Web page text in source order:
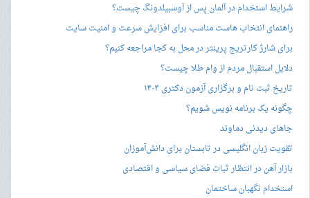
شرایط استخدام در آلمان پس از آوسبیلدونگ چیست؟
راهنمای انتخاب هاست مناسب برای افزایش سرعت و امنیت سایت
برای شارژ کارتریج پرینتر در محل به کجا مراجعه کنیم؟
دلایل استقبال مردم از وام طلا چیست؟
تاریخ ثبت نام و برگزاری آزمون دکتری ۱۴۰۴
چگونه یک برنامه نویس شویم؟
جاهای دیدنی دماوند
تقویت زبان انگلیسی در تابستان برای دانش‌آموزان
بازار آهن در انتظار ثبات فضای سیاسی و اقتصادی
استخدام نگهبان ساختمان